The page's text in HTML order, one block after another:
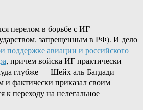
перелом в борьбе с ИГ
запрещенным в РФ). И дело
поддержке авиации и российского
, причем войска ИГ практически
глубже — Шейх аль-Багдади
и фактически приказал своим
к переходу на нелегальное